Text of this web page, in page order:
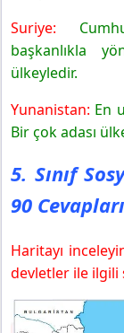
Suriye:
başkanlıkla
ülkeyledir.
Yunanistan: En
Bir çok adası
5. Sınıf
90
Haritayı
devletler ile ilgili